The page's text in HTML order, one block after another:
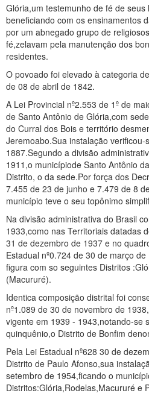
Glória,um testemunho de fé de
beneficiando com os ensinamentos
por um abnegado grupo de
fé,zelavam pela manutenção dos
residentes.
O povoado foi elevado à categoria
de 08 de abril de 1842.
A Lei Provincial nº2.553 de 1º de
de Santo Antônio de Glória,com
do Curral dos Bois e território
Jeremoabo.Sua instalação
1887.Segundo a divisão
1911,o municípiode Santo Antônio
Distrito, o da sede.Por força dos
7.455 de 23 de junho e 7.479 de 8
município teve o seu topônimo
Na divisão administrativa do Brasil
1933,como nas Territoriais datadas
31 de dezembro de 1937 e no
Estadual nº0.724 de 30 de março
figura com so seguintes Distritos
(Macururé).
Identica composição distrital foi
nº1.089 de 30 de novembro de
vigente em 1939 - 1943,notando-se
quinquênio,o Distrito de Bonfim
Pela Lei Estadual nº628 30 de
Distrito de Paulo Afonso,sua
setembro de 1954,ficando o
Distritos:Glória,Rodelas,Macururé e